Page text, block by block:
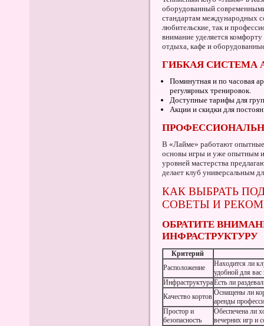
оборудованный
стандартам международных
любительские, так и
внимание уделяется
отдыха, кафе и
ГИБКАЯ СИСТЕМА
Поминутная и по часовая
регулярных тренировок.
Доступные тарифы для
Акции и скидки для
В «Лайме» работают
основы игры и уже опытным
уровней мастерства
делает клуб универсальным
КАК ВЫБРАТЬ
СОВЕТЫ И
ОБРАТИТЕ
ИНФРАСТРУКТУРУ
Критерий
Расположение
Находится ли
удобной для вас
ИнфраструктураЕсть ли
Качество кортов Оснащены ли
аренды
Простор и
безопасность
Обеспечена ли
вечерних игр и